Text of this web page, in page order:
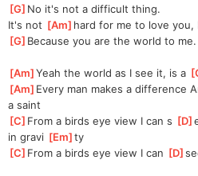
[G ]No it's not a difficult thing.
It's not [Am ]hard for me to love
[G ]Because you are the world to me.
[Am ]
Yeah the world as I see it, is a [
[Am ]Every man makes a difference
a saint
[C ]From a birds eye view I can s [D ]
in gravi [Em ]ty
[C ]From a birds eye view I can [D ]